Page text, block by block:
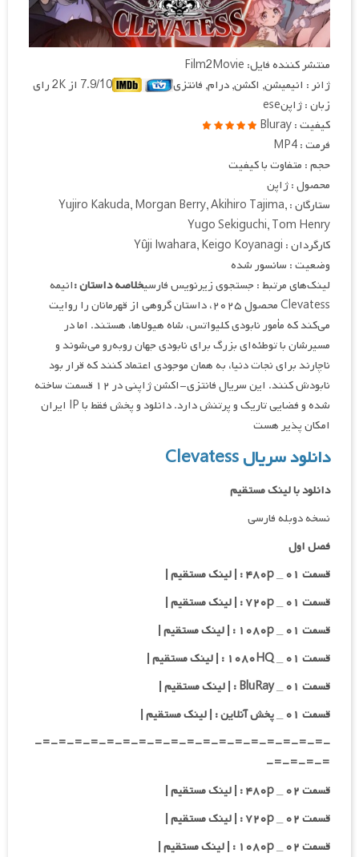
منتشر کننده فایل: Film2Movie
ژانر : انیمیشن, اکشن, درام, فانتزی
7.9/10 از 2K رای
زبان : ژاپنese
کیفیت : Bluray
فرمت : MP4
حجم : متفاوت با کیفیت
محصول : ژاپن
ستارگان : Yujiro Kakuda, Morgan Berry, Akihiro Tajima,
Yugo Sekiguchi, Tom Henry
کارگردان : Yûji Iwahara, Keigo Koyanagi
وضعیت : سانسور شده
لینک‌های مرتبط : جستجوی زیرنویس فارسیخلاصه داستان :انیمه
Clevatess محصول ۲۰۲۵، داستان گروهی از قهرمانان را روایت
می‌کند که مأمور نابودی کلیواتس، شاه هیولاها، هستند. اما در
مسیرشان با توطئه‌ای بزرگ برای نابودی جهان روبه‌رو می‌شوند و
ناچارند برای نجات دنیا، به همان موجودی اعتماد کنند که قرار بود
نابودش کنند. این سریال فانتزی-اکشن ژاپنی در ۱۲ قسمت ساخته
شده و فضایی تاریک و پرتنش دارد. دانلود و پخش فقط با IP ایران
امکان پذیر هست
دانلود سریال Clevatess
دانلود با لینک مستقیم
نسخه دوبله فارسی
فصل اول
قسمت ۰۱ _ ۴۸۰p : | لینک مستقیم |
قسمت ۰۱ _ ۷۲۰p : | لینک مستقیم |
قسمت ۰۱ _ ۱۰۸۰p : | لینک مستقیم |
قسمت ۰۱ _ ۱۰۸۰HQ : | لینک مستقیم |
قسمت ۰۱ _ BluRay : | لینک مستقیم |
قسمت ۰۱ _ پخش آنلاین : | لینک مستقیم |
-=-=-=-=-=-=-=-=-=-=-=-=-=-=-=-=-=-=-
=-=-=-=-
قسمت ۰۲ _ ۴۸۰p : | لینک مستقیم |
قسمت ۰۲ _ ۷۲۰p : | لینک مستقیم |
قسمت ۰۲ _ ۱۰۸۰p : | لینک مستقیم |